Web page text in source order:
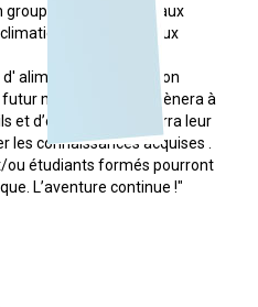
aux causes et aux
mais aussi aux
alimenter leur réfléxion
métier, qui les amènera à
et d’éducation et pourra leur
les connaissances acquises .
ou étudiants formés pourront
L’aventure continue !"